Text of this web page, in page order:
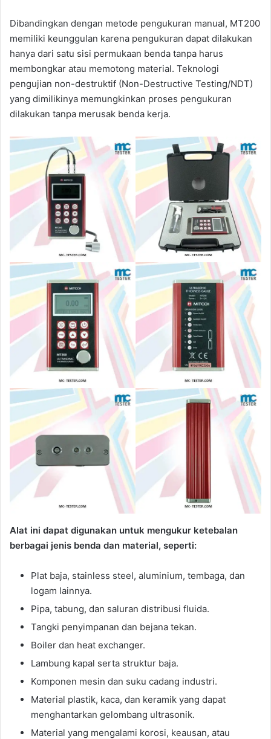
Dibandingkan dengan metode pengukuran manual, MT200
memiliki keunggulan karena pengukuran dapat dilakukan
hanya dari satu sisi permukaan benda tanpa harus
membongkar atau memotong material. Teknologi
pengujian non-destruktif (Non-Destructive Testing/NDT)
yang dimilikinya memungkinkan proses pengukuran
dilakukan tanpa merusak benda kerja.
Alat ini dapat digunakan untuk mengukur ketebalan
berbagai jenis benda dan material, seperti:
Plat baja, stainless steel, aluminium, tembaga, dan
logam lainnya.
Pipa, tabung, dan saluran distribusi fluida.
Tangki penyimpanan dan bejana tekan.
Boiler dan heat exchanger.
Lambung kapal serta struktur baja.
Komponen mesin dan suku cadang industri.
Material plastik, kaca, dan keramik yang dapat
menghantarkan gelombang ultrasonik.
Material yang mengalami korosi, keausan, atau